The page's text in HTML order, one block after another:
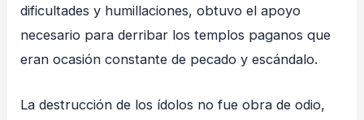
dificultades y humillaciones, obtuvo el apoyo
necesario para derribar los templos paganos que
eran ocasión constante de pecado y escándalo.
La destrucción de los ídolos no fue obra de odio,